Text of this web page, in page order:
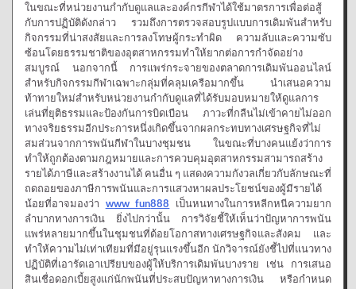
ในขณะที่หน่วยงานกำกับดูแลและองค์กรกีฬาได้ใช้มาตรการเพื่อต่อสู้
กับการปฏิบัติดังกล่าว รวมถึงการตรวจสอบรูปแบบการเดิมพันสำหรับ
กิจกรรมที่น่าสงสัยและการลงโทษผู้กระทำผิด ความลับและความซับ
ซ้อนโดยธรรมชาติของอุตสาหกรรมทำให้ยากต่อการกำจัดอย่าง
สมบูรณ์ นอกจากนี้ การแพร่กระจายของตลาดการเดิมพันออนไลน์
สำหรับกิจกรรมกีฬาเฉพาะกลุ่มที่คลุมเครือมากขึ้น นำเสนอความ
ท้าทายใหม่สำหรับหน่วยงานกำกับดูแลที่ได้รับมอบหมายให้ดูแลการ
เล่นที่ยุติธรรมและป้องกันการบิดเบือน ภาวะที่กลืนไม่เข้าคายไม่ออก
ทางจริยธรรมอีกประการหนึ่งเกิดขึ้นจากผลกระทบทางเศรษฐกิจที่ไม่
สมส่วนจากการพนันกีฬาในบางชุมชน ในขณะที่บางคนแย้งว่าการ
ทำให้ถูกต้องตามกฎหมายและการควบคุมอุตสาหกรรมสามารถสร้าง
รายได้ภาษีและสร้างงานได้ คนอื่น ๆ แสดงความกังวลเกี่ยวกับลักษณะที่
ถดถอยของภาษีการพนันและการแสวงหาผลประโยชน์ของผู้มีรายได้
น้อยที่อาจมองว่า www fun888 เป็นหนทางในการหลีกหนีความยาก
ลำบากทางการเงิน ยิ่งไปกว่านั้น การวิจัยชี้ให้เห็นว่าปัญหาการพนัน
แพร่หลายมากขึ้นในชุมชนที่ด้อยโอกาสทางเศรษฐกิจและสังคม และ
ทำให้ความไม่เท่าเทียมที่มีอยู่รุนแรงขึ้นอีก นักวิจารณ์ยังชี้ไปที่แนวทาง
ปฏิบัติที่เอารัดเอาเปรียบของผู้ให้บริการเดิมพันบางราย เช่น การเสนอ
สินเชื่อดอกเบี้ยสูงแก่นักพนันที่ประสบปัญหาทางการเงิน หรือกำหนด